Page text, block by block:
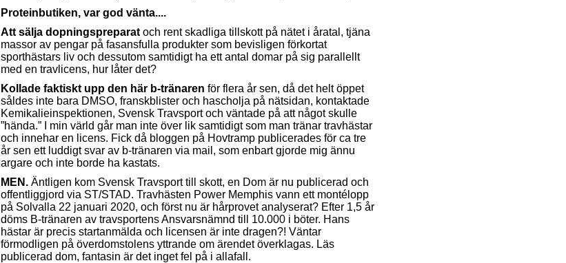
Proteinbutiken, var god vänta....
Att sälja dopningspreparat och rent skadliga tillskott på nätet i åratal, tjäna
massor av pengar på fasansfulla produkter som bevisligen förkortat
sporthästars liv och dessutom samtidigt ha ett antal domar på sig parallellt
med en travlicens, hur låter det?
Kollade faktiskt upp den här b-tränaren för flera år sen, då det helt öppet
såldes inte bara DMSO, franskblister och hascholja på nätsidan, kontaktade
Kemikalieinspektionen, Svensk Travsport och väntade på att något skulle
”hända.” I min värld går man inte över lik samtidigt som man tränar travhästar
och innehar en licens. Fick då bloggen på Hovtramp publicerades för ca tre
år sen ett luddigt svar av b-tränaren via mail, som enbart gjorde mig ännu
argare och inte borde ha kastats.
MEN. Äntligen kom Svensk Travsport till skott, en Dom är nu publicerad och
offentliggjord via ST/STAD. Travhästen Power Memphis vann ett montélopp
på Solvalla 22 januari 2020, och först nu är hårprovet analyserat? Efter 1,5 år
döms B-tränaren av travsportens Ansvarsnämnd till 10.000 i böter. Hans
hästar är precis startanmälda och licensen är inte dragen?! Väntar
förmodligen på överdomstolens yttrande om ärendet överklagas. Läs
publicerad dom, fantasin är det inget fel på i allafall.